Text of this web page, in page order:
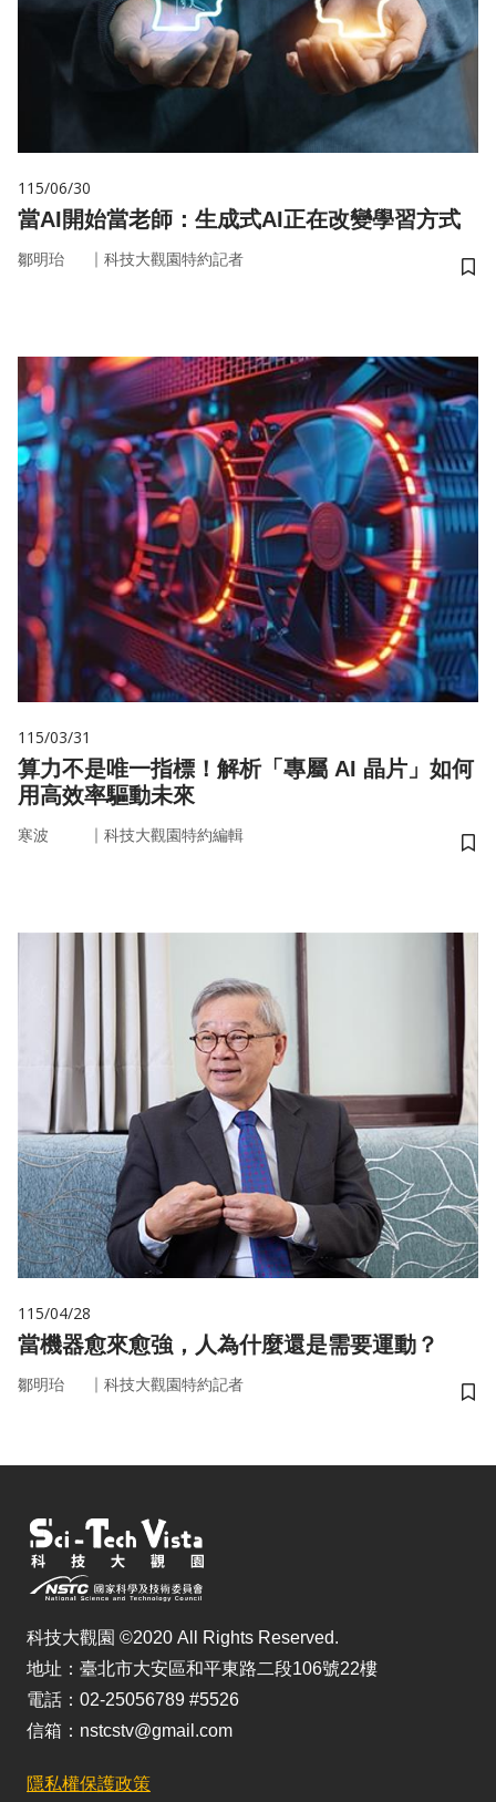
115/06/30
當AI開始當老師：生成式AI正在改變學習方式
鄒明珆 ｜ 科技大觀園特約記者
儲
115/03/31
算力不是唯一指標！解析「專屬 AI 晶片」如何
用高效率驅動未來
寒波 ｜ 科技大觀園特約編輯
儲
115/04/28
當機器愈來愈強，人為什麼還是需要運動？
鄒明珆 ｜ 科技大觀園特約記者
儲
科技大觀園 ©2020 All Rights Reserved.
地址：臺北市大安區和平東路二段106號22樓
電話：02-25056789 #5526
信箱：nstcstv@gmail.com
隱私權保護政策